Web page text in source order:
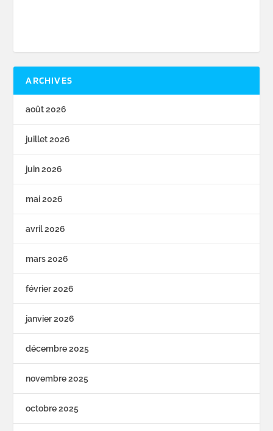
ARCHIVES
août 2026
juillet 2026
juin 2026
mai 2026
avril 2026
mars 2026
février 2026
janvier 2026
décembre 2025
novembre 2025
octobre 2025